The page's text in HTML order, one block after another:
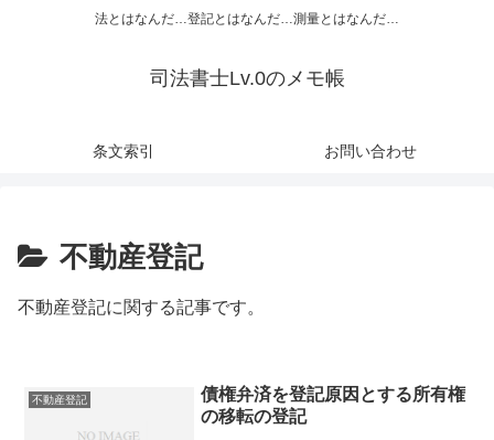
法とはなんだ…登記とはなんだ…測量とはなんだ…
司法書士Lv.0のメモ帳
条文索引 お問い合わせ
不動産登記
不動産登記に関する記事です。
不動産登記
債権弁済を登記原因とする所有権
の移転の登記